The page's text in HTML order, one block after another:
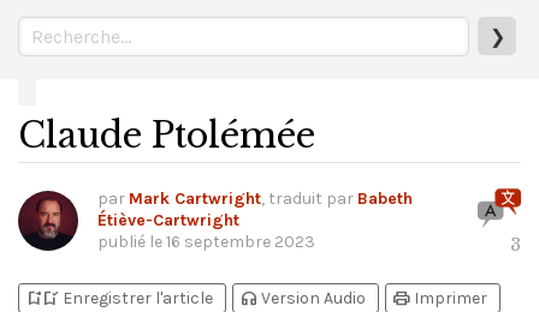
❯
Claude Ptolémée
par Mark Cartwright, traduit par Babeth
Étiève-Cartwright
publié le16 septembre 2023 3
bookmark_addbookmark_added Enregistrer l'article headphones Version Audio print Imprimer